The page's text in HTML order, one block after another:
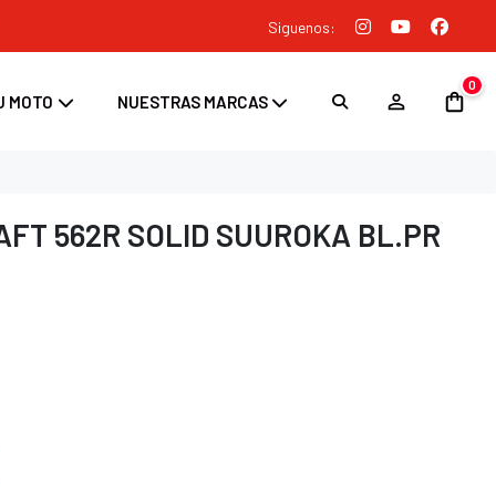
Siguenos:
MOTO NUESTRAS MARCAS
0
562R SOLID SUUROKA BL.PR